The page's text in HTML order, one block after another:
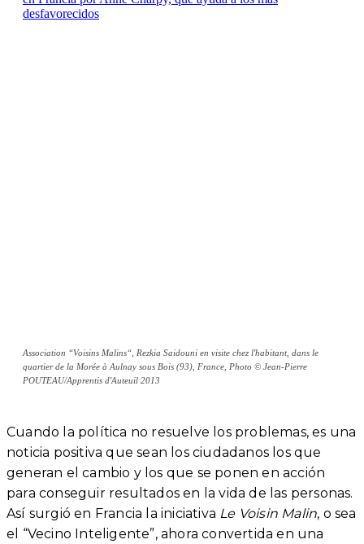
Association “Voisins Malins“, Rezkia Saidouni en visite chez l'habitant, dans le
quartier de la Morée à Aulnay sous Bois (93), France, Photo © Jean-Pierre
POUTEAU/Apprentis d'Auteuil 2013
Cuando la política no resuelve los problemas, es una
noticia positiva que sean los ciudadanos los que
generan el cambio y los que se ponen en acción
para conseguir resultados en la vida de las personas.
Así surgió en Francia la iniciativa Le Voisin Malin, o sea
el “Vecino Inteligente”, ahora convertida en una